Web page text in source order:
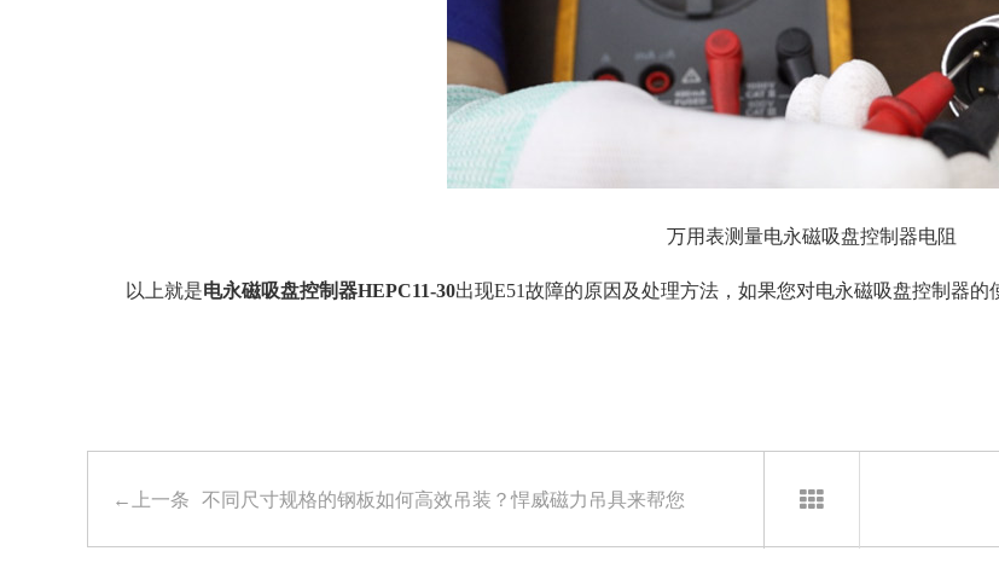
万用表测量电永磁吸盘控制器电阻
以上就是电永磁吸盘控制器HEPC11-30出现E51故障的原因及处理方法，如果您对电永磁吸盘控制器的
←上一条 不同尺寸规格的钢板如何高效吊装？悍威磁力吊具来帮您